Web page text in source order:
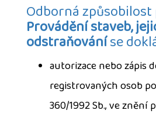
Odborná
Provádění staveb,
odstraňováníse
autorizace nebo zápis
registrovaných osob
360/1992 Sb., ve znění